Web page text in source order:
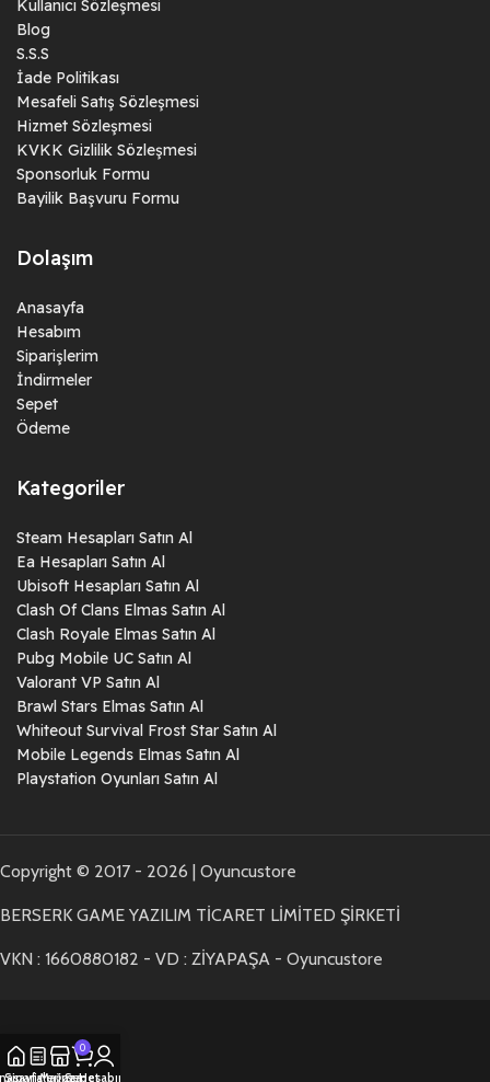
Kullanıcı Sözleşmesi
Blog
S.S.S
İade Politikası
Mesafeli Satış Sözleşmesi
Hizmet Sözleşmesi
KVKK Gizlilik Sözleşmesi
Sponsorluk Formu
Bayilik Başvuru Formu
Dolaşım
Anasayfa
Hesabım
Siparişlerim
İndirmeler
Sepet
Ödeme
Kategoriler
Steam Hesapları Satın Al
Ea Hesapları Satın Al
Ubisoft Hesapları Satın Al
Clash Of Clans Elmas Satın Al
Clash Royale Elmas Satın Al
Pubg Mobile UC Satın Al
Valorant VP Satın Al
Brawl Stars Elmas Satın Al
Whiteout Survival Frost Star Satın Al
Mobile Legends Elmas Satın Al
Playstation Oyunları Satın Al
Copyright © 2017 - 2026 | Oyuncustore
BERSERK GAME YAZILIM TİCARET LİMİTED ŞİRKETİ
VKN : 1660880182 - VD : ZİYAPAŞA - Oyuncustore
Siparişlerim
Mağaza
0
Sepet
Hesabım